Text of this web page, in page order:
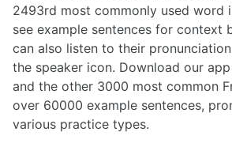
2493rd most commonly used word
see example sentences for context
can also listen to their
the speaker icon. Download our
and the other 3000 most common
over 60000 example sentences,
various practice types.